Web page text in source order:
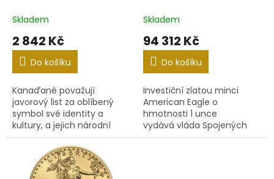
Skladem
2 842 Kč
Do košíku
Kanaďané považují
javorový list za oblíbený
symbol své identity a
kultury, a jejich národní
strom javor je výrazem
této národní hrdosti. Tato
malá mince o průměru 11
mm z ryzího...
Skladem
94 312 Kč
Do košíku
Investiční zlatou minci
American Eagle o
hmotnosti 1 unce
vydává vláda Spojených
států amerických. Mince se